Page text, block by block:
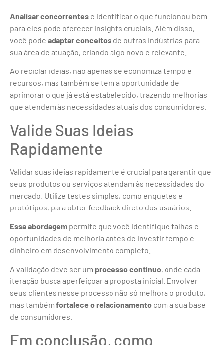
Analisar concorrentes e identificar o que funcionou bem
para eles pode oferecer insights cruciais. Além disso,
você pode adaptar conceitos de outras indústrias para
sua área de atuação, criando algo novo e relevante.
Ao reciclar ideias, não apenas se economiza tempo e
recursos, mas também se tem a oportunidade de
aprimorar o que já está estabelecido, trazendo melhorias
que atendem às necessidades atuais dos consumidores.
Valide Suas Ideias
Rapidamente
Validar suas ideias rapidamente é crucial para garantir que
seus produtos ou serviços atendam às necessidades do
mercado. Utilize testes simples, como enquetes e
protótipos, para obter feedback direto dos usuários.
Essa abordagem permite que você identifique falhas e
oportunidades de melhoria antes de investir tempo e
dinheiro em desenvolvimento completo.
A validação deve ser um processo contínuo, onde cada
iteração busca aperfeiçoar a proposta inicial. Envolver
seus clientes nesse processo não só melhora o produto,
mas também fortalece o relacionamento com a sua base
de consumidores.
Em conclusão, como